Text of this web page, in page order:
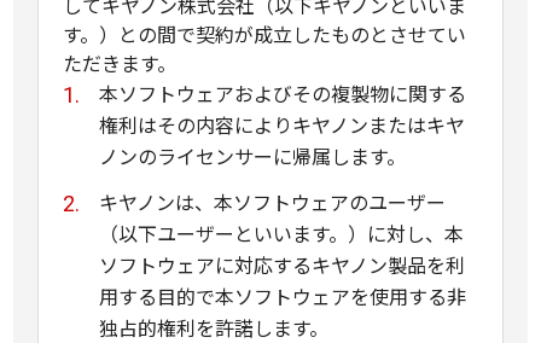
す。）との間で契約が成立したものとさせてい
ただきます。
本ソフトウェアおよびその複製物に関する
権利はその内容によりキヤノンまたはキヤ
ノンのライセンサーに帰属します。
キヤノンは、本ソフトウェアのユーザー
（以下ユーザーといいます。）に対し、本
ソフトウェアに対応するキヤノン製品を利
用する目的で本ソフトウェアを使用する非
独占的権利を許諾します。